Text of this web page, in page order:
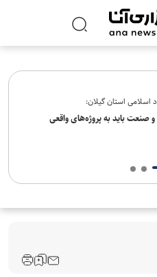
اسلامی استان گیلان:
و صنعت باید به پروژه‌های واقعی